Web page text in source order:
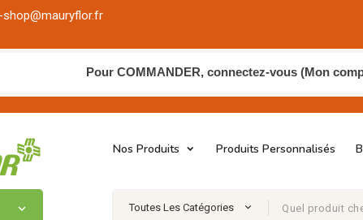
Pour COMMANDER, connectez-vous (Mon
Nos Produits Produits Personnalisés
expand_more Toutes Les Catégories